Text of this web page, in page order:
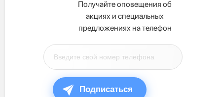
Получайте оповещения об
акциях и специальных
предложениях на телефон
Подписаться